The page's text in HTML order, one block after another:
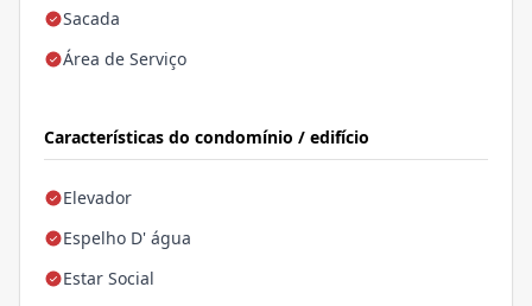
Sacada
Área de Serviço
Características do condomínio / edifício
Elevador
Espelho D' água
Estar Social